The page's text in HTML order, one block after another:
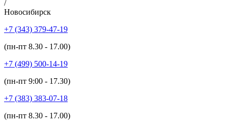
/
Новосибирск
+7 (343) 379-47-19
(пн-пт 8.30 - 17.00)
+7 (499) 500-14-19
(пн-пт 9:00 - 17.30)
+7 (383) 383-07-18
(пн-пт 8.30 - 17.00)